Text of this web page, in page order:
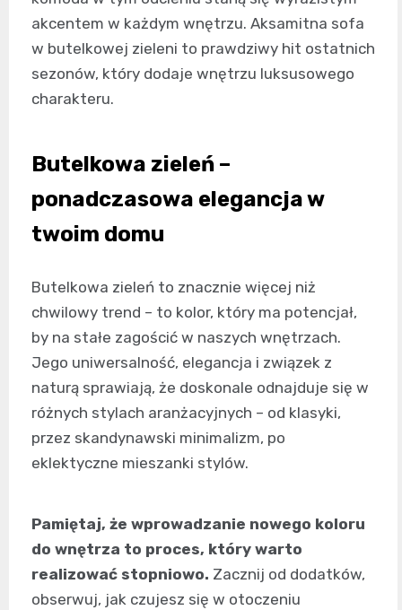
akcentem w każdym wnętrzu. Aksamitna sofa
w butelkowej zieleni to prawdziwy hit ostatnich
sezonów, który dodaje wnętrzu luksusowego
charakteru.
Butelkowa zieleń –
ponadczasowa elegancja w
twoim domu
Butelkowa zieleń to znacznie więcej niż
chwilowy trend – to kolor, który ma potencjał,
by na stałe zagościć w naszych wnętrzach.
Jego uniwersalność, elegancja i związek z
naturą sprawiają, że doskonale odnajduje się w
różnych stylach aranżacyjnych – od klasyki,
przez skandynawski minimalizm, po
eklektyczne mieszanki stylów.
Pamiętaj, że wprowadzanie nowego koloru
do wnętrza to proces, który warto
realizować stopniowo. Zacznij od dodatków,
obserwuj, jak czujesz się w otoczeniu